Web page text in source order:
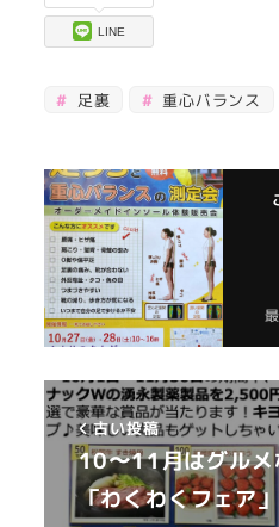
LINE
足裏 重心バランス
古い投稿
10〜11月はグルメ
「わくわくフェア